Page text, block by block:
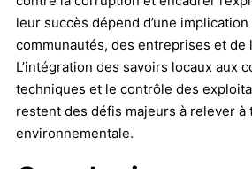
leur succès dépend d’une
communautés, des entreprises et de
L’intégration des savoirs locaux aux
techniques et le contrôle des
restent des défis majeurs à relever à
environnementale.